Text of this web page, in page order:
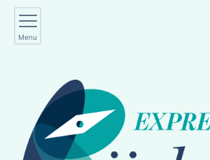
Menu